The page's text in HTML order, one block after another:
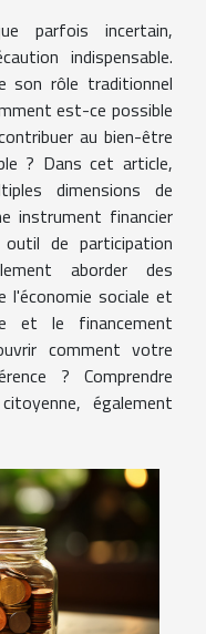
parfois incertain,
indispensable.
son rôle traditionnel
est-ce possible
au bien-être
? Dans cet article,
dimensions de
instrument financier
de participation
aborder des
l'économie sociale et
et le financement
comment votre
? Comprendre
également